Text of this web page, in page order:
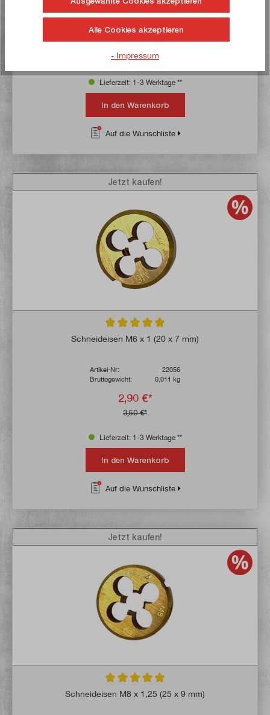
Artikel-Nr:
22055
2,90 €*
3,50 €*
Lieferzeit: 1-3 Werktage **
In den Warenkorb
Auf die Wunschliste
Durchschnittliche Bewertung von 5 von 5
Schneideisen M6 x 1 (20 x 7 mm)
Artikel-Nr:
22056
Bruttogewicht:
0,011 kg
2,90 €*
3,50 €*
Jetzt kaufen!
Lieferzeit: 1-3 Werktage **
In den Warenkorb
Auf die Wunschliste
Durchschnittliche Bewertung von 4.8 von
Schneideisen M8 x 1,25 (25 x 9 mm)
Jetzt kaufen!
Alle Cookies akzeptieren
- Impressum